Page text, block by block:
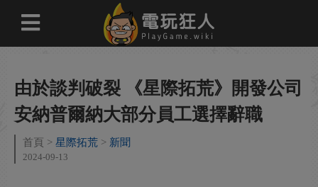
由於談判破裂 《星際拓荒》開發公司
安納普爾納大部分員工選擇辭職
首頁 星際拓荒 新聞
2024-09-13